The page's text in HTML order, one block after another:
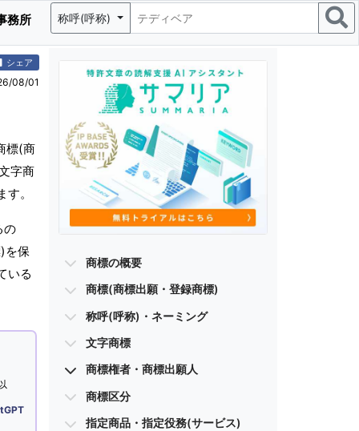
務所 称呼(呼称)
シェア
08/01
標(商
字商
。
の
を保
いる
商標の概要
商標(商標出願・登録商標)
称呼(呼称)・ネーミング
文字商標
商標権者・商標出願人
商標区分
指定商品・指定役務(サービス)